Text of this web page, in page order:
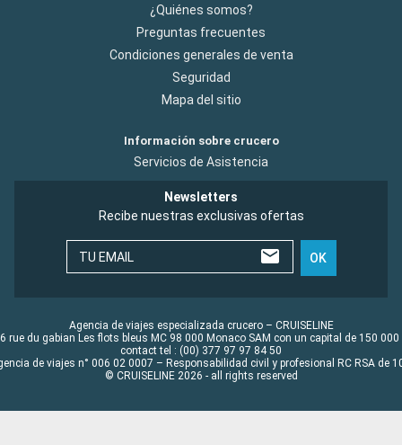
¿Quiénes somos?
Preguntas frecuentes
Condiciones generales de venta
Seguridad
Mapa del sitio
Información sobre crucero
Servicios de Asistencia
Newsletters
Recibe nuestras exclusivas ofertas
TU EMAIL OK
Agencia de viajes especializada crucero – CRUISELINE
rue du gabian Les flots bleus MC 98 000 Monaco SAM con un capital de 150 000
contact tel : (00) 377 97 97 84 50
de viajes n° 006 02 0007 – Responsabilidad civil y profesional RC RSA de
© CRUISELINE 2026 - all rights reserved